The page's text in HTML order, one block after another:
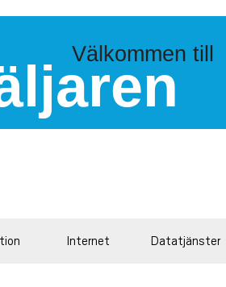
Välkommen till
Internet Datatjänster